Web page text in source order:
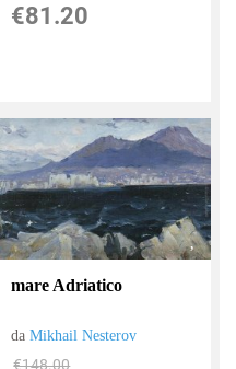
€81.20
mare Adriatico
daMikhail Nesterov
€148.00